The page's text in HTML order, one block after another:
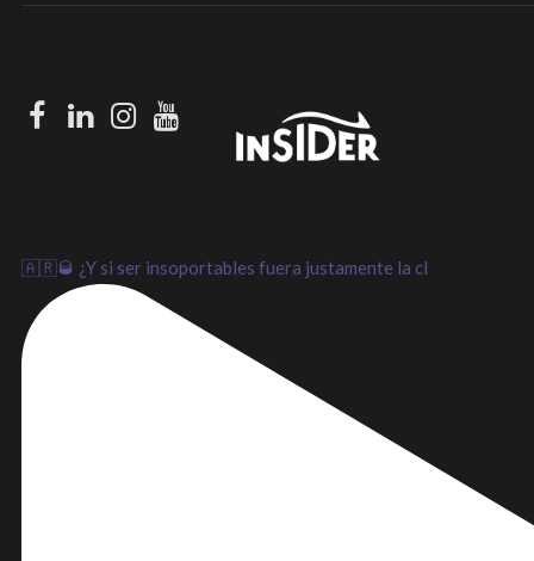
Facebook
LinkedIn
Instagram
Youtube
🇦🇷🥃 ¿Y si ser insoportables fuera justamente la cl